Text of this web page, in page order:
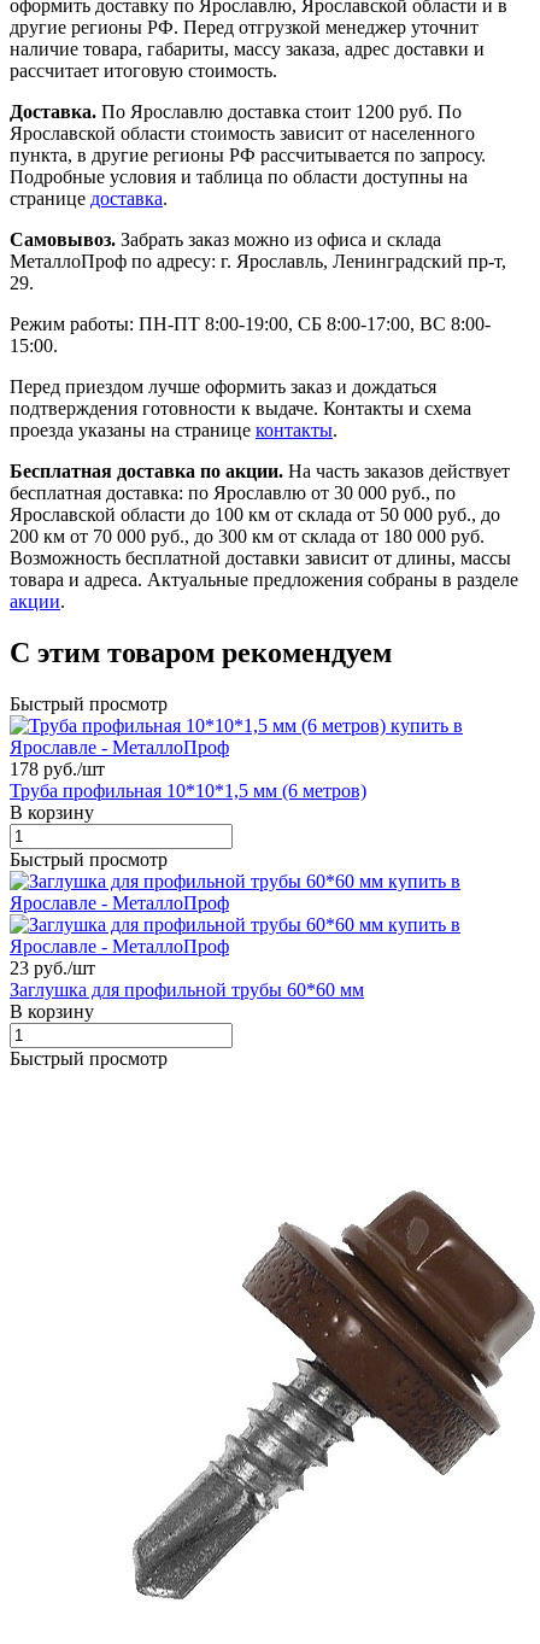
оформить доставку по Ярославлю, Ярославской области и в
другие регионы РФ. Перед отгрузкой менеджер уточнит
наличие товара, габариты, массу заказа, адрес доставки и
рассчитает итоговую стоимость.
Доставка. По Ярославлю доставка стоит 1200 руб. По
Ярославской области стоимость зависит от населенного
пункта, в другие регионы РФ рассчитывается по запросу.
Подробные условия и таблица по области доступны на
странице доставка.
Самовывоз. Забрать заказ можно из офиса и склада
МеталлоПроф по адресу: г. Ярославль, Ленинградский пр-т,
29.
Режим работы: ПН-ПТ 8:00-19:00, СБ 8:00-17:00, ВС 8:00-
15:00.
Перед приездом лучше оформить заказ и дождаться
подтверждения готовности к выдаче. Контакты и схема
проезда указаны на странице контакты.
Бесплатная доставка по акции. На часть заказов действует
бесплатная доставка: по Ярославлю от 30 000 руб., по
Ярославской области до 100 км от склада от 50 000 руб., до
200 км от 70 000 руб., до 300 км от склада от 180 000 руб.
Возможность бесплатной доставки зависит от длины, массы
товара и адреса. Актуальные предложения собраны в разделе
акции.
С этим товаром рекомендуем
Быстрый просмотр
178 руб./шт
Труба профильная 10*10*1,5 мм (6 метров)
В корзину
Быстрый просмотр
23 руб./шт
Заглушка для профильной трубы 60*60 мм
В корзину
Быстрый просмотр